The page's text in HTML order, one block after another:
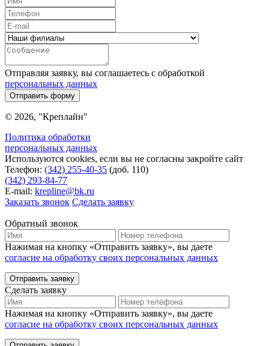
Отправляя заявку, вы соглашаетесь с обработкой
персональных данных
Отправить форму
© 2026, "Креплайн"
Политика обработки
персональных данных
Используются cookies, если вы не согласны закройте сайт
Телефон: (342) 255-40-35 (доб. 110)
(342) 293-84-77
E-mail: krepline@bk.ru
Заказать звонок Сделать заявку
Обратный звонок
Нажимая на кнопку «Отправить заявку», вы даете
согласие на обработку своих персональных данных
Отправить заявку
Сделать заявку
Нажимая на кнопку «Отправить заявку», вы даете
согласие на обработку своих персональных данных